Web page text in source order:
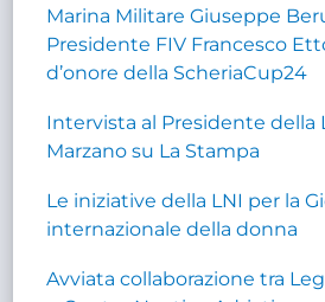
Marina Militare Giuseppe
Presidente FIV Francesco
d’onore della ScheriaCup24
Intervista al Presidente della
Marzano su La Stampa
Le iniziative della LNI per la
internazionale della donna
Avviata collaborazione tra